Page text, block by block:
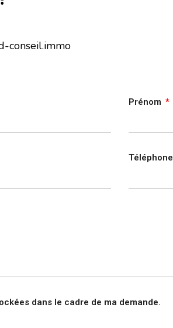
conseil.immo
Prénom
Téléphone
dans le cadre de ma demande.